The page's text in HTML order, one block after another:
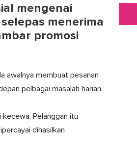
mengenai
menerima
promosi
awalnya membuat pesanan
pelbagai masalah harian.
Pelanggan itu
dihasilkan